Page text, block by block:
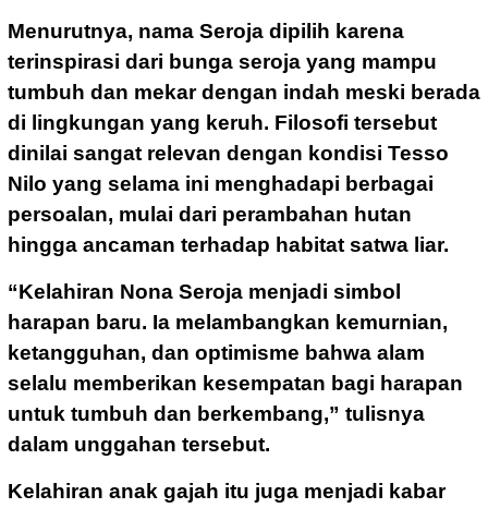
Menurutnya, nama Seroja dipilih karena
terinspirasi dari bunga seroja yang mampu
tumbuh dan mekar dengan indah meski berada
di lingkungan yang keruh. Filosofi tersebut
dinilai sangat relevan dengan kondisi Tesso
Nilo yang selama ini menghadapi berbagai
persoalan, mulai dari perambahan hutan
hingga ancaman terhadap habitat satwa liar.
“Kelahiran Nona Seroja menjadi simbol
harapan baru. Ia melambangkan kemurnian,
ketangguhan, dan optimisme bahwa alam
selalu memberikan kesempatan bagi harapan
untuk tumbuh dan berkembang,” tulisnya
dalam unggahan tersebut.
Kelahiran anak gajah itu juga menjadi kabar